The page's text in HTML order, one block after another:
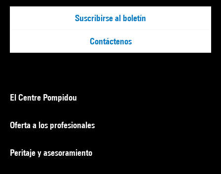
Suscribirse al boletín
Contáctenos
El Centre Pompidou
Oferta a los profesionales
Peritaje y asesoramiento